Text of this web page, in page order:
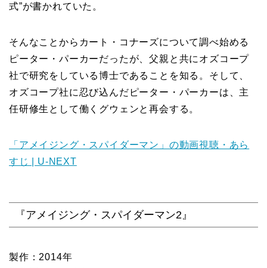
式”が書かれていた。
そんなことからカート・コナーズについて調べ始める
ピーター・パーカーだったが、父親と共にオズコープ
社で研究をしている博士であることを知る。そして、
オズコープ社に忍び込んだピーター・パーカーは、主
任研修生として働くグウェンと再会する。
「アメイジング・スパイダーマン」の動画視聴・あら
すじ | U-NEXT
『アメイジング・スパイダーマン2』
製作：2014年